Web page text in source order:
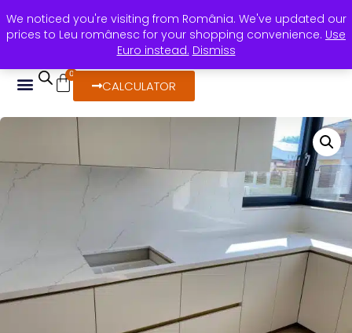
+40 736 388 206
horea@rocasdecor.ro
Calea Stan Vidrighin, nr. 24 Timișoara
0
CALCULATOR
We noticed you're visiting from România. We've updated our
prices to Leu românesc for your shopping convenience. Use
Euro instead. Dismiss